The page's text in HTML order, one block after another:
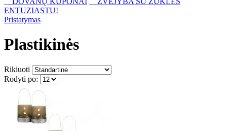
ENTUZIASTU!
Pristatymas
Plastikinės
Rikiuoti
Rodyti po: